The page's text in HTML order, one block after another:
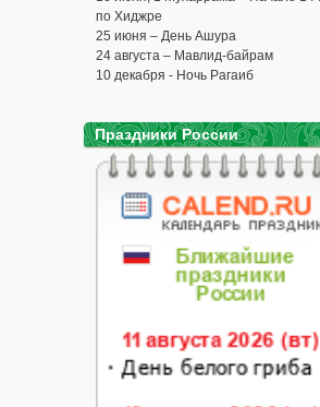
по Хиджре
25 июня – День Ашура
24 августа – Мавлид-байрам
10 декабря - Ночь Рагаиб
Праздники России